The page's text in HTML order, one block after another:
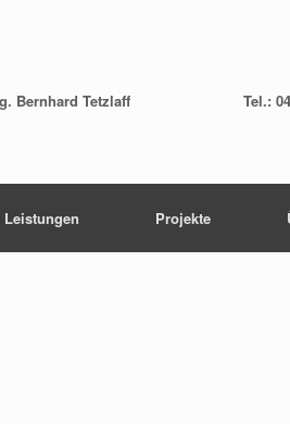
Bernhard Tetzlaff Tel.:
Leistungen Projekte